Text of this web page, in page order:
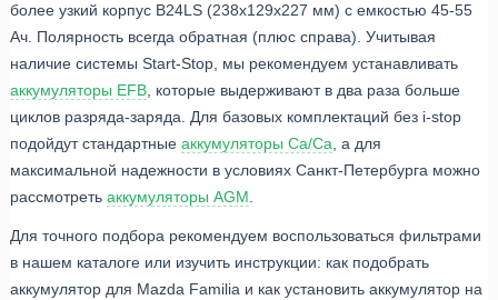
более узкий корпус B24LS (238x129x227 мм) с емкостью 45-55
Ач. Полярность всегда обратная (плюс справа). Учитывая
наличие системы Start-Stop, мы рекомендуем устанавливать
аккумуляторы EFB , которые выдерживают в два раза больше
циклов разряда-заряда. Для базовых комплектаций без i-stop
подойдут стандартные аккумуляторы Ca/Ca , а для
максимальной надежности в условиях Санкт-Петербурга можно
рассмотреть аккумуляторы AGM
Для точного подбора рекомендуем воспользоваться фильтрами
в нашем каталоге или изучить инструкции: как подобрать
аккумулятор для Mazda Familia и как установить аккумулятор на